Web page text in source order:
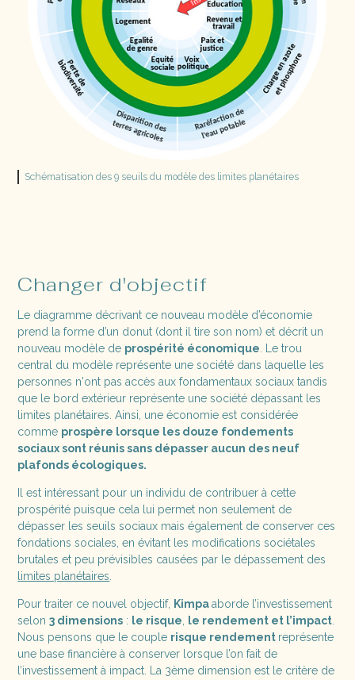
Schématisation des 9 seuils du modèle des limites planétaires
Changer d'objectif
Le diagramme décrivant ce nouveau modèle d’économie
prend la forme d’un donut (dont il tire son nom) et décrit un
nouveau modèle de prospérité économique. Le trou
central du modèle représente une société dans laquelle les
personnes n'ont pas accès aux fondamentaux sociaux tandis
que le bord extérieur représente une société dépassant les
limites planétaires. Ainsi, une économie est considérée
comme prospère lorsque les douze fondements
sociaux sont réunis sans dépasser aucun des neuf
plafonds écologiques.
Il est intéressant pour un individu de contribuer à cette
prospérité puisque cela lui permet non seulement de
dépasser les seuils sociaux mais également de conserver ces
fondations sociales, en évitant les modifications sociétales
brutales et peu prévisibles causées par le dépassement des
limites planétaires.
Pour traiter ce nouvel objectif, Kimpaaborde l’investissement
selon3 dimensions : le risque, le rendement et l’impact.
Nous pensons que le couple risque rendement représente
une base financière à conserver lorsque l’on fait de
l’investissement à impact. La 3ème dimension est le critère de